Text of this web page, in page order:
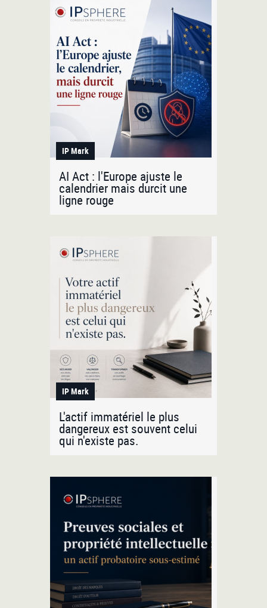
IP Mark
AI Act : l'Europe ajuste le
calendrier mais durcit une
ligne rouge
IP Mark
L'actif immatériel le plus
dangereux est souvent celui
qui n'existe pas.